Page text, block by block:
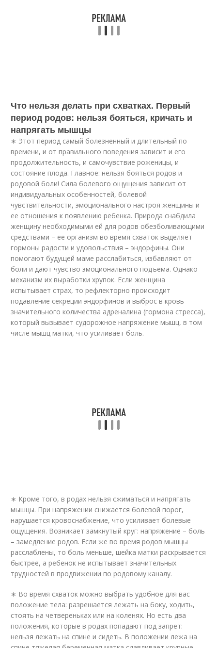
Что нельзя делать при схватках. Первый
период родов: нельзя бояться, кричать и
напрягать мышцы
∗ Этот период самый болезненный и длительный по
времени, и от правильного поведения зависит и его
продолжительность, и самочувствие роженицы, и
состояние плода. Главное: нельзя бояться родов и
родовой боли! Сила болевого ощущения зависит от
индивидуальных особенностей, болевой
чувствительности, эмоционального настроя женщины и
ее отношения к появлению ребенка. Природа снабдила
женщину необходимыми ей для родов обезболивающими
средствами – ее организм во время схваток выделяет
гормоны радости и удовольствия – эндорфины. Они
помогают будущей маме расслабиться, избавляют от
боли и дают чувство эмоционального подъема. Однако
механизм их выработки хрупок. Если женщина
испытывает страх, то рефлекторно происходит
подавление секреции эндорфинов и выброс в кровь
значительного количества адреналина (гормона стресса),
который вызывает судорожное напряжение мышц, в том
числе мышц матки, что усиливает боль.
∗ Кроме того, в родах нельзя сжиматься и напрягать
мышцы. При напряжении снижается болевой порог,
нарушается кровоснабжение, что усиливает болевые
ощущения. Возникает замкнутый круг: напряжение – боль
– замедление родов. Если же во время родов мышцы
расслаблены, то боль меньше, шейка матки раскрывается
быстрее, а ребенок не испытывает значительных
трудностей в продвижении по родовому каналу.
∗ Во время схваток можно выбрать удобное для вас
положение тела: разрешается лежать на боку, ходить,
стоять на четвереньках или на коленях. Но есть два
положения, которые в родах попадают под запрет:
нельзя лежать на спине и сидеть. В положении лежа на